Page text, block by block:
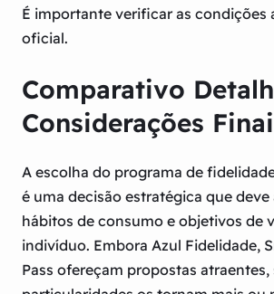
É importante verificar as condições
oficial.
Comparativo
Considerações
A escolha do programa de
é uma decisão estratégica que deve
hábitos de consumo e objetivos de
indivíduo. Embora Azul Fidelidade,
Pass ofereçam propostas atraentes,